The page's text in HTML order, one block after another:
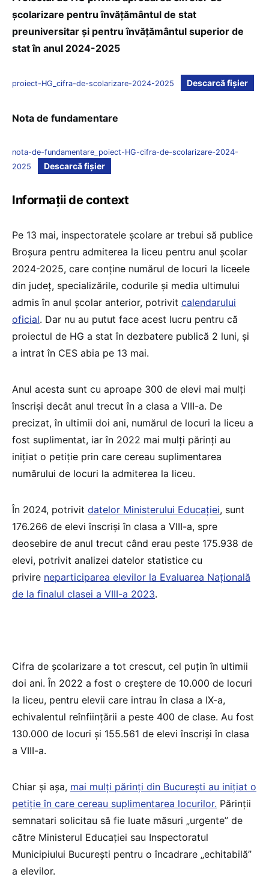
școlarizare pentru învățământul de stat
preuniversitar și pentru învățământul superior de
stat în anul 2024-2025
proiect-HG_cifra-de-scolarizare-2024-2025 Descarcă fișier
Nota de fundamentare
nota-de-fundamentare_poiect-HG-cifra-de-scolarizare-2024-
2025
Descarcă fișier
Informații de context
Pe 13 mai, inspectoratele școlare ar trebui să publice
Broșura pentru admiterea la liceu pentru anul școlar
2024-2025, care conține numărul de locuri la liceele
din județ, specializările, codurile și media ultimului
admis în anul școlar anterior, potrivit calendarului
oficial. Dar nu au putut face acest lucru pentru că
proiectul de HG a stat în dezbatere publică 2 luni, și
a intrat în CES abia pe 13 mai.
Anul acesta sunt cu aproape 300 de elevi mai mulți
înscriși decât anul trecut în a clasa a VIII-a. De
precizat, în ultimii doi ani, numărul de locuri la liceu a
fost suplimentat, iar în 2022 mai mulți părinți au
inițiat o petiție prin care cereau suplimentarea
numărului de locuri la admiterea la liceu.
În 2024, potrivit datelor Ministerului Educației, sunt
176.266 de elevi înscriși în clasa a VIII-a, spre
deosebire de anul trecut când erau peste 175.938 de
elevi, potrivit analizei datelor statistice cu
privire neparticiparea elevilor la Evaluarea Națională
de la finalul clasei a VIII-a 2023.
Cifra de școlarizare a tot crescut, cel puțin în ultimii
doi ani. În 2022 a fost o creștere de 10.000 de locuri
la liceu, pentru elevii care intrau în clasa a IX-a,
echivalentul reînființării a peste 400 de clase. Au fost
130.000 de locuri și 155.561 de elevi înscriși în clasa
a VIII-a.
Chiar și așa, mai mulți părinți din București au inițiat o
petiție în care cereau suplimentarea locurilor. Părinții
semnatari solicitau să fie luate măsuri „urgente” de
către Ministerul Educației sau Inspectoratul
Municipiului București pentru o încadrare „echitabilă”
a elevilor.